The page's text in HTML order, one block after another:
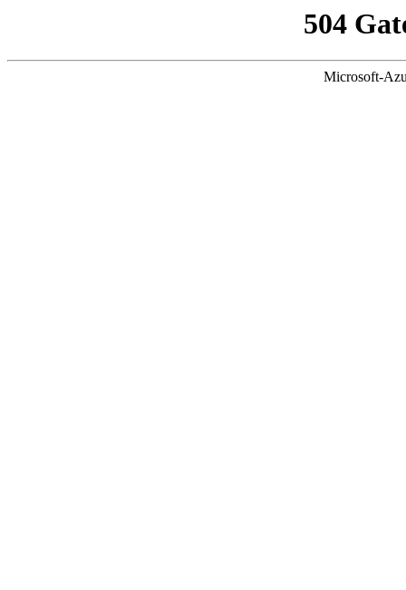
504
Microsoft-